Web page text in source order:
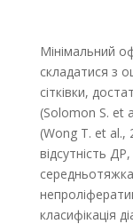
Мінімальний
складатися з
сітківки,
(Solomon S. et
(Wong T. et al.,
відсутність
класифікація